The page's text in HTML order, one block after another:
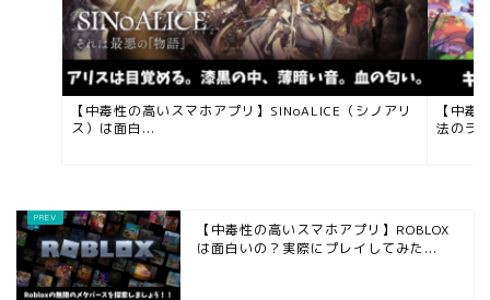
【中毒性の高いスマホアプリ】SINoALICE（シノアリ
ス）は面白...
【中毒
法のラ
【中毒性の高いスマホアプリ】ROBLOX
は面白いの？実際にプレイしてみた...